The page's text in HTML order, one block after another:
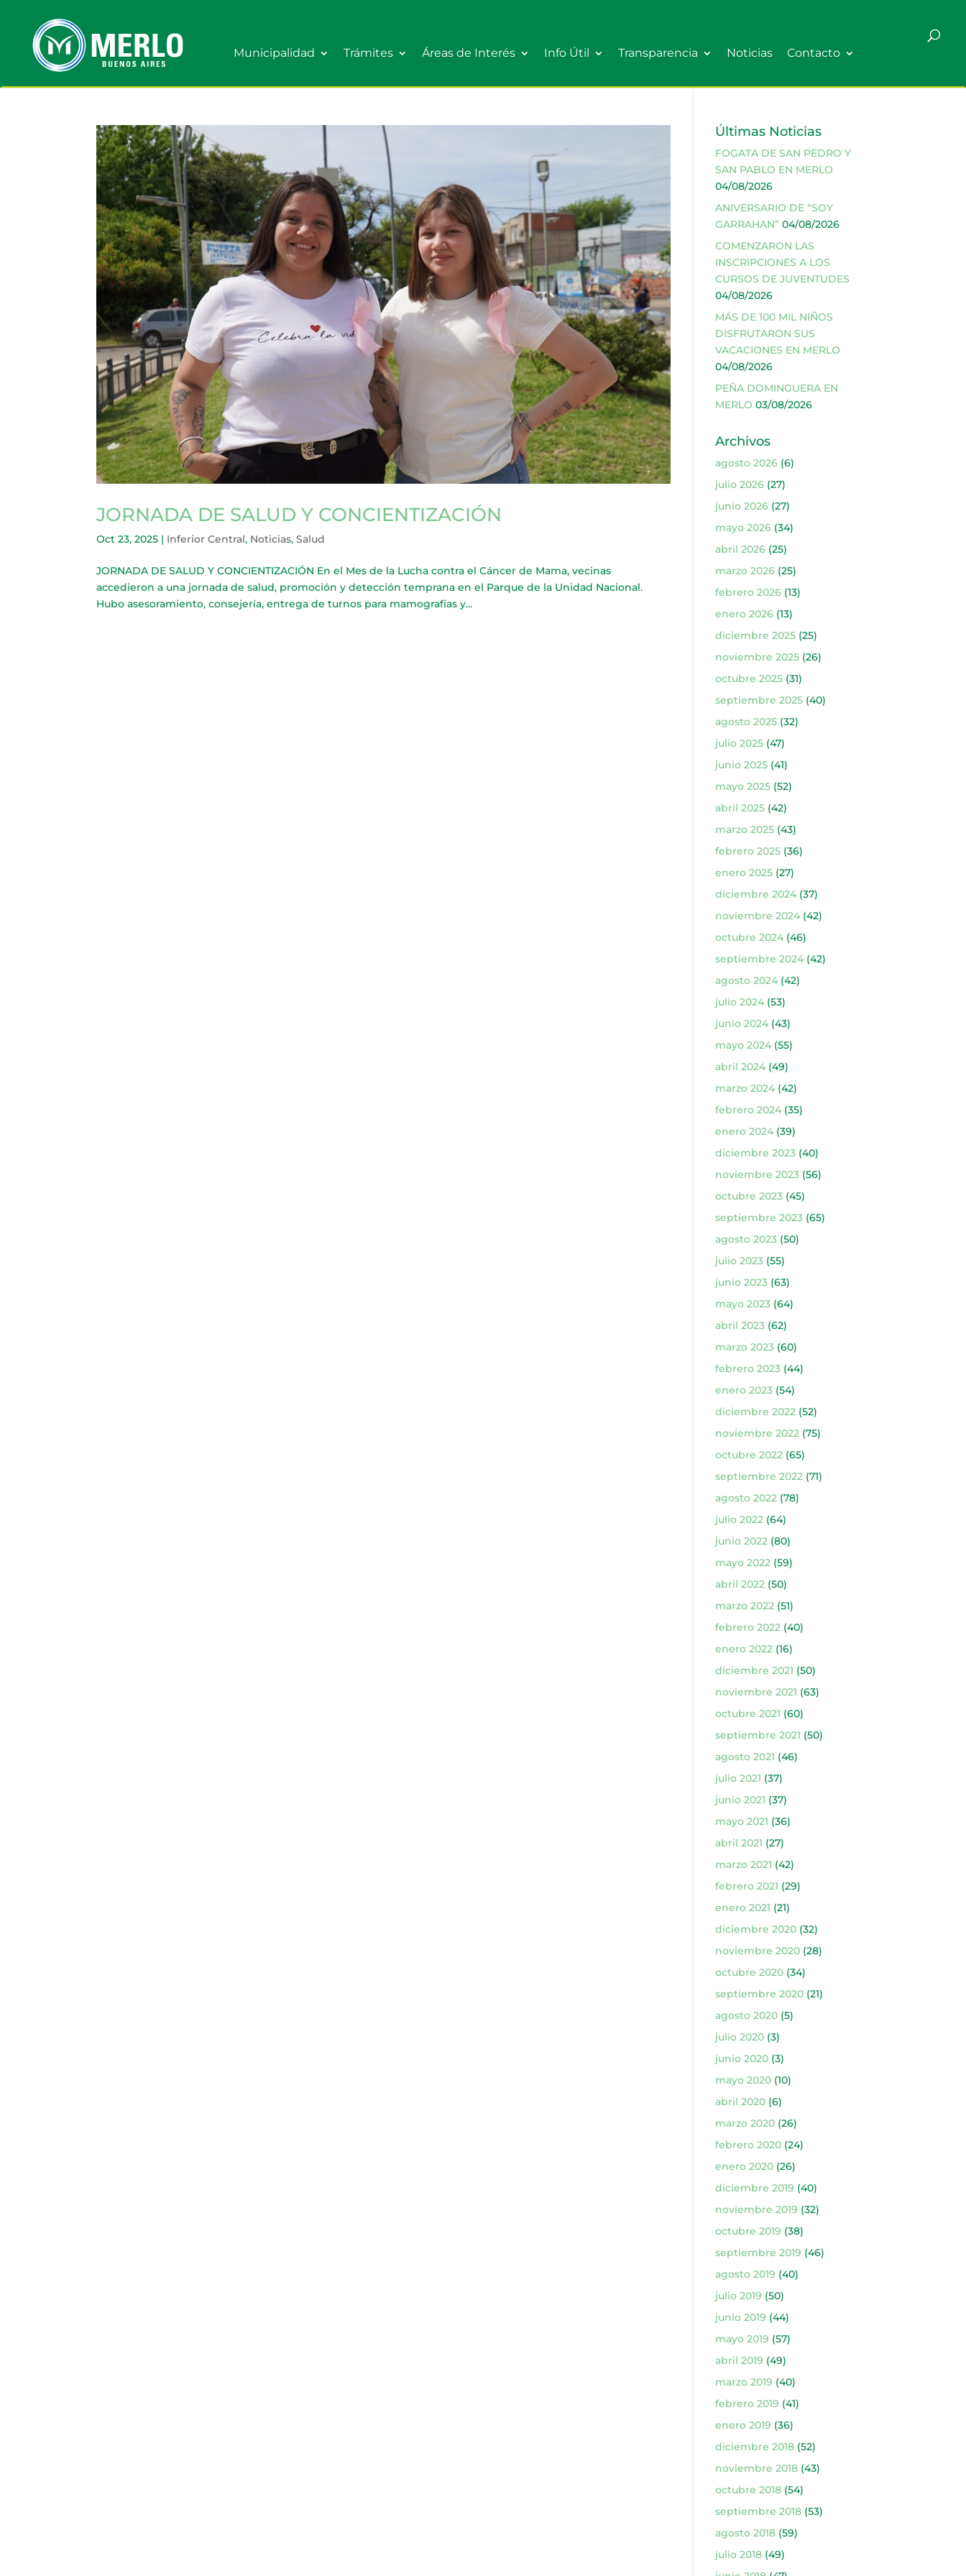
Municipalidad Trámites Áreas de Interés Info Útil Transparencia Noticias Contacto
JORNADA DE SALUD Y CONCIENTIZACIÓN
Oct 23, 2025 | Inferior Central, Noticias,Salud
JORNADA DE SALUD Y CONCIENTIZACIÓN En el Mes de la Lucha contra el Cáncer de Mama, vecinas
accedieron a una jornada de salud, promoción y detección temprana en el Parque de la Unidad Nacional.
Hubo asesoramiento, consejería, entrega de turnos para mamografías y...
Últimas Noticias
FOGATA DE SAN PEDRO Y
SAN PABLO EN MERLO
04/08/2026
ANIVERSARIO DE “SOY
GARRAHAN” 04/08/2026
COMENZARON LAS
INSCRIPCIONES A LOS
CURSOS DE JUVENTUDES
04/08/2026
MÁS DE 100 MIL NIÑOS
DISFRUTARON SUS
VACACIONES EN MERLO
04/08/2026
PEÑA DOMINGUERA EN
MERLO 03/08/2026
Archivos
agosto 2026(6)
julio 2026(27)
junio 2026(27)
mayo 2026(34)
abril 2026(25)
marzo 2026(25)
febrero 2026(13)
enero 2026(13)
diciembre 2025(25)
noviembre 2025(26)
octubre 2025(31)
septiembre 2025(40)
agosto 2025(32)
julio 2025(47)
junio 2025(41)
mayo 2025(52)
abril 2025(42)
marzo 2025(43)
febrero 2025(36)
enero 2025(27)
diciembre 2024(37)
noviembre 2024(42)
octubre 2024(46)
septiembre 2024(42)
agosto 2024(42)
julio 2024(53)
junio 2024(43)
mayo 2024(55)
abril 2024(49)
marzo 2024(42)
febrero 2024(35)
enero 2024(39)
diciembre 2023(40)
noviembre 2023(56)
octubre 2023(45)
septiembre 2023(65)
agosto 2023(50)
julio 2023(55)
junio 2023(63)
mayo 2023(64)
abril 2023(62)
marzo 2023(60)
febrero 2023(44)
enero 2023(54)
diciembre 2022(52)
noviembre 2022(75)
octubre 2022(65)
septiembre 2022(71)
agosto 2022(78)
julio 2022(64)
junio 2022(80)
mayo 2022(59)
abril 2022(50)
marzo 2022(51)
febrero 2022(40)
enero 2022(16)
diciembre 2021 (50)
noviembre 2021 (63)
octubre 2021 (60)
septiembre 2021 (50)
agosto 2021 (46)
julio 2021 (37)
junio 2021 (37)
mayo 2021 (36)
abril 2021 (27)
marzo 2021 (42)
febrero 2021 (29)
enero 2021 (21)
diciembre 2020(32)
noviembre 2020(28)
octubre 2020(34)
septiembre 2020(21)
agosto 2020(5)
julio 2020(3)
junio 2020(3)
mayo 2020(10)
abril 2020(6)
marzo 2020(26)
febrero 2020(24)
enero 2020(26)
diciembre 2019 (40)
noviembre 2019 (32)
octubre 2019 (38)
septiembre 2019 (46)
agosto 2019 (40)
julio 2019 (50)
junio 2019 (44)
mayo 2019 (57)
abril 2019 (49)
marzo 2019 (40)
febrero 2019 (41)
enero 2019 (36)
diciembre 2018(52)
noviembre 2018(43)
octubre 2018(54)
septiembre 2018(53)
agosto 2018(59)
julio 2018(49)